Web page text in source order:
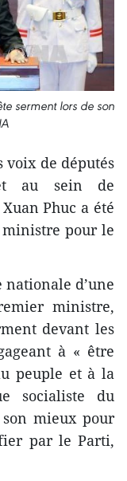
serment lors de son
voix de députés
au sein de
Phuc a été
pour le
nationale d’une
ministre,
devant les
à « être
peuple et à la
socialiste du
mieux pour
par le Parti,